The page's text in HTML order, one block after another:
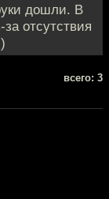
дошли. В
отсутствия
всего: 3